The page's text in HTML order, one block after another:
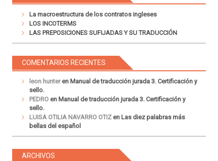
La macroestructura de los contratos ingleses
LOS INCOTERMS
LAS PREPOSICIONES SUFIJADAS Y SU TRADUCCIÓN
COMENTARIOS RECIENTES
leon hunteren Manual de traducción jurada 3. Certificación y
sello.
PEDRO en Manual de traducción jurada 3. Certificación y
sello.
LUISA OTILIA NAVARRO OTIZ en Las diez palabras más
bellas del español
ARCHIVOS